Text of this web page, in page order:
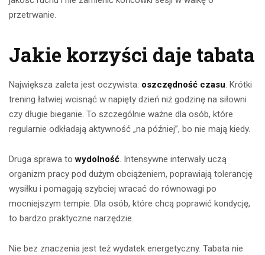
przetrwanie.
Jakie korzyści daje tabata
Największa zaleta jest oczywista: oszczędność czasu. Krótki
trening łatwiej wcisnąć w napięty dzień niż godzinę na siłowni
czy długie bieganie. To szczególnie ważne dla osób, które
regularnie odkładają aktywność „na później”, bo nie mają kiedy.
Druga sprawa towydolność. Intensywne interwały uczą
organizm pracy pod dużym obciążeniem, poprawiają tolerancję
wysiłku i pomagają szybciej wracać do równowagi po
mocniejszym tempie. Dla osób, które chcą poprawić kondycję,
to bardzo praktyczne narzędzie.
Nie bez znaczenia jest też wydatek energetyczny. Tabata nie